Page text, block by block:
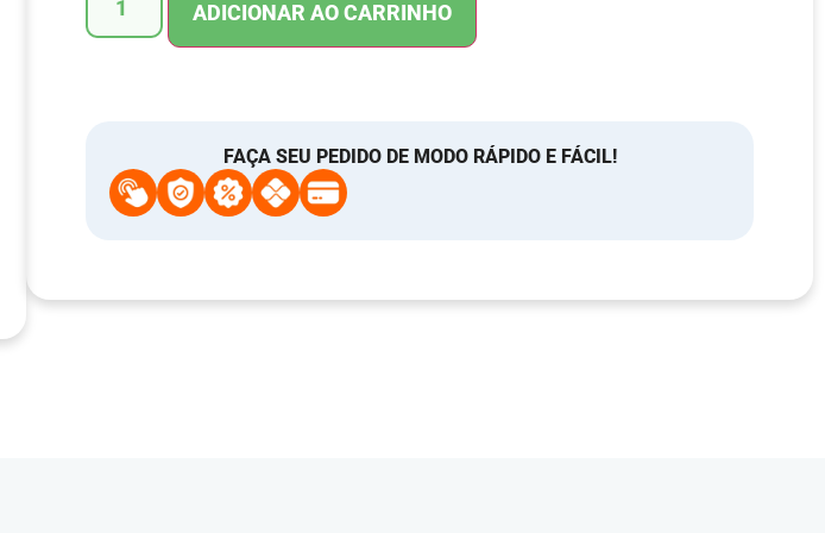
ADICIONAR AO CARRINHO
FAÇA SEU PEDIDO DE MODO RÁPIDO E FÁCIL!